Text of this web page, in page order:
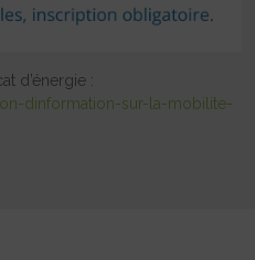
d’énergie :
dinformation-sur-la-mobilite-